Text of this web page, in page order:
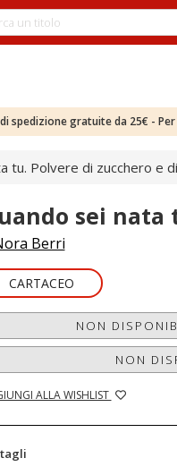
spedizione gratuite da 25€ -
tu. Polvere di zucchero e
sei nata
Berri
CARTACEO
NON
NON
ALLA WISHLIST